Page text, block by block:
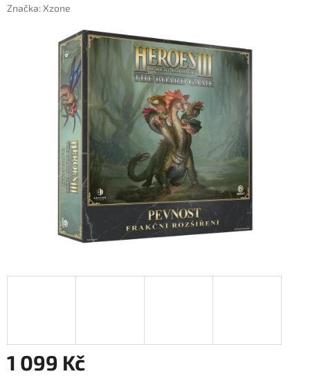
Značka:Xzone
1 099 Kč